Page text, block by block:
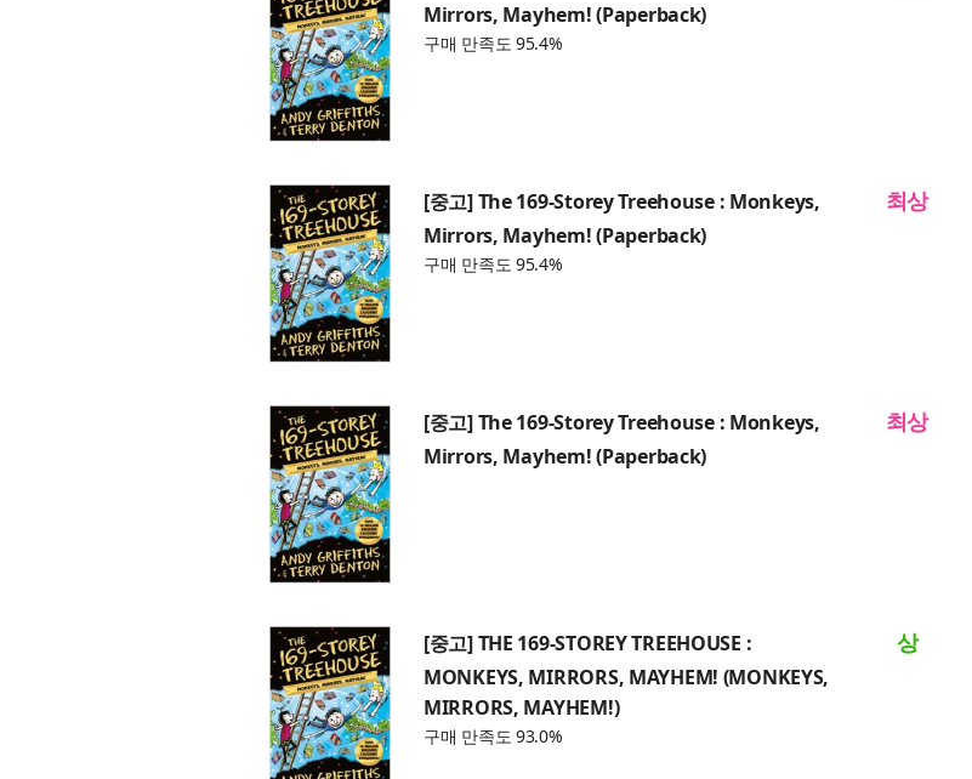
Mirrors, Mayhem! (Paperback)
구매 만족도 95.4%
[중고] The 169-Storey Treehouse : Monkeys,
Mirrors, Mayhem! (Paperback)
구매 만족도 95.4%
최상
[중고] The 169-Storey Treehouse : Monkeys,
Mirrors, Mayhem! (Paperback)
최상
[중고] THE 169-STOREY TREEHOUSE :
MONKEYS, MIRRORS, MAYHEM! (MONKEYS,
MIRRORS, MAYHEM!)
구매 만족도 93.0%
상